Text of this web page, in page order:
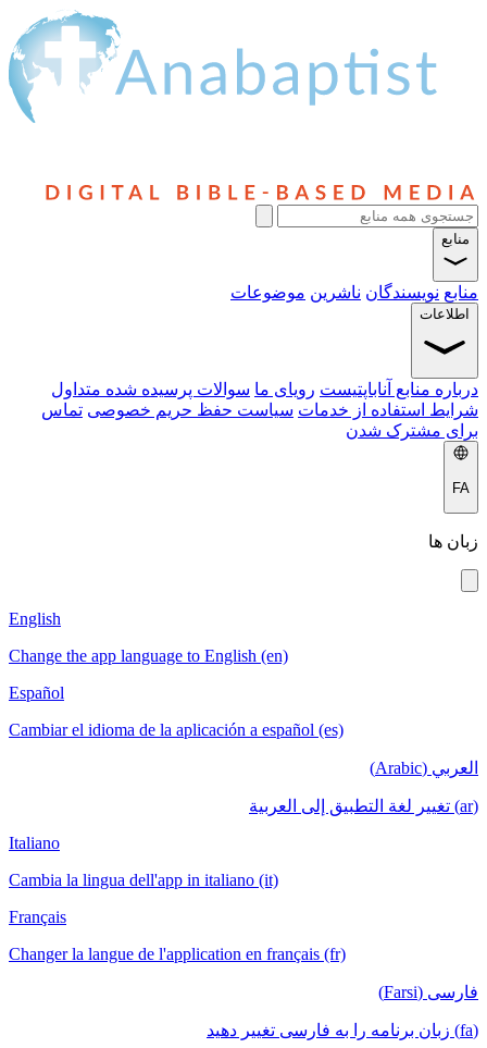
منابع
منابع نویسندگان ناشرین موضوعات
اطلاعات
درباره منابع آناباپتیست رویای ما سوالات پرسیده شده متداول
شرایط استفاده از خدمات سیاست حفظ حریم خصوصی تماس
برای مشترک شدن
FA
زبان ها
English
Change the app language to English (en)
Español
Cambiar el idioma de la aplicación a español (es)
العربي (Arabic)
(ar) تغيير لغة التطبيق إلى العربية
Italiano
Cambia la lingua dell'app in italiano (it)
Français
Changer la langue de l'application en français (fr)
فارسی (Farsi)
(fa) زبان برنامه را به فارسی تغییر دهید